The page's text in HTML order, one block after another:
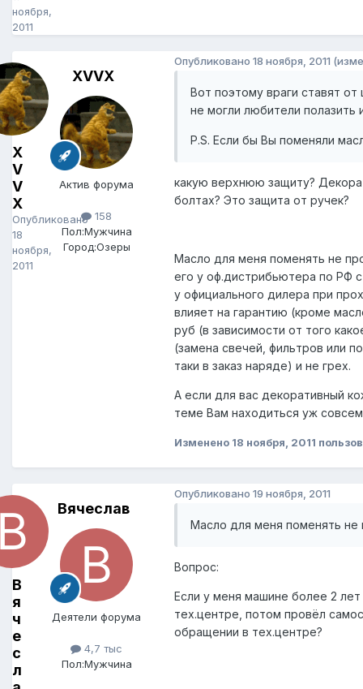
ноября,
2011
X
V
V
X
Опубликовано
18
ноября,
2011
XVVX
Актив форума
158
Пол:Мужчина
Город:Озеры
Опубликовано 18 ноября, 2011
Вот поэтому враги ставят
не могли любители полазить
P.S. Если бы Вы поменяли
какую верхнюю защиту?
болтах? Это защита от ручек?
Масло для меня поменять не
его у оф.дистрибьютера по РФ
у официального дилера при
влияет на гарантию (кроме
руб (в зависимости от того
(замена свечей, фильтров или
таки в заказ наряде) и не грех.
А если для вас декоративный
теме Вам находиться уж совсем
Изменено 18 ноября, 2011
В
я
ч
е
с
л
Вячеслав
Деятели форума
4,7 тыс
Пол:Мужчина
Опубликовано 19 ноября, 2011
Масло для меня поменять не
Вопрос:
Если у меня машине более 2
тех.центре, потом провёл
обращении в тех.центре?